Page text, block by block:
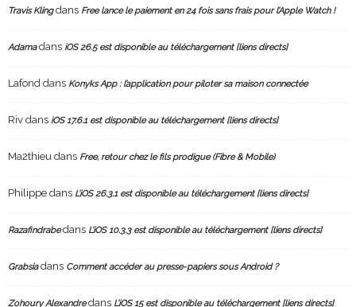
Travis Klingdans Free lance le paiement en 24 fois sans frais pour l’Apple Watch !
Adamadans iOS 26.5 est disponible au téléchargement [liens directs]
Lafond dans Konyks App : l’application pour piloter sa maison connectée
Riv dans iOS 17.6.1 est disponible au téléchargement [liens directs]
Ma2thieu dans Free, retour chez le fils prodigue (Fibre & Mobile)
Philippe dans L’iOS 26.3.1 est disponible au téléchargement [liens directs]
Razafindrabedans L’iOS 10.3.3 est disponible au téléchargement [liens directs]
Grabsiadans Comment accéder au presse-papiers sous Android ?
Zohoury Alexandredans L’iOS 15 est disponible au téléchargement [liens directs]